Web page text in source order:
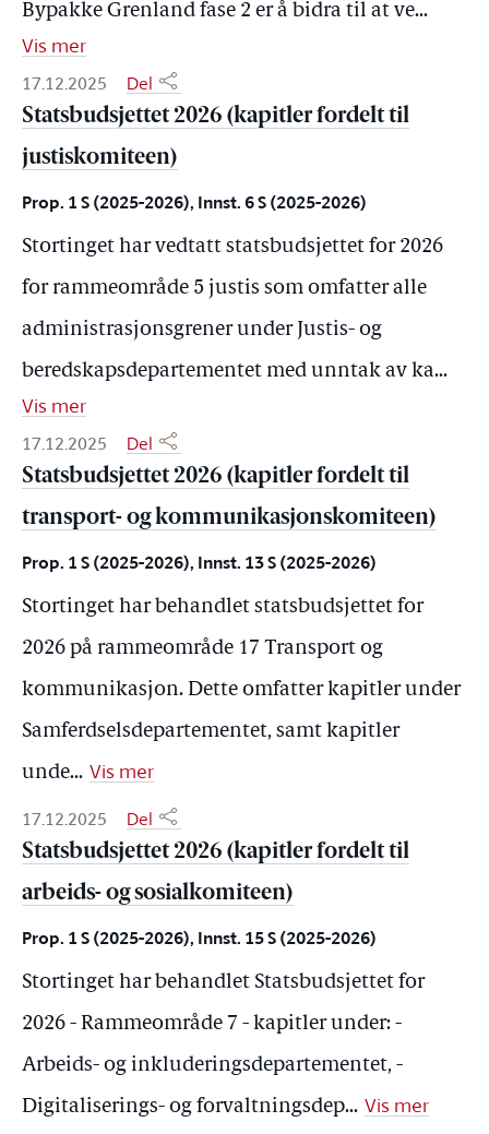
Bypakke Grenland fase 2 er å bidra til at ve...
Vis mer
17.12.2025
Del
Statsbudsjettet 2026 (kapitler fordelt til
justiskomiteen)
Prop. 1 S (2025-2026), Innst. 6 S (2025-2026)
Stortinget har vedtatt statsbudsjettet for 2026
for rammeområde 5 justis som omfatter alle
administrasjonsgrener under Justis- og
beredskapsdepartementet med unntak av ka...
Vis mer
17.12.2025
Del
Statsbudsjettet 2026 (kapitler fordelt til
transport- og kommunikasjonskomiteen)
Prop. 1 S (2025-2026), Innst. 13 S (2025-2026)
Stortinget har behandlet statsbudsjettet for
2026 på rammeområde 17 Transport og
kommunikasjon. Dette omfatter kapitler under
Samferdselsdepartementet, samt kapitler
unde... Vis mer
17.12.2025
Del
Statsbudsjettet 2026 (kapitler fordelt til
arbeids- og sosialkomiteen)
Prop. 1 S (2025-2026), Innst. 15 S (2025-2026)
Stortinget har behandlet Statsbudsjettet for
2026 - Rammeområde 7 - kapitler under: -
Arbeids- og inkluderingsdepartementet, -
Digitaliserings- og forvaltningsdep... Vis mer